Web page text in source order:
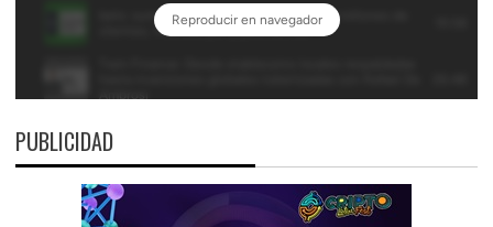
PUBLICIDAD